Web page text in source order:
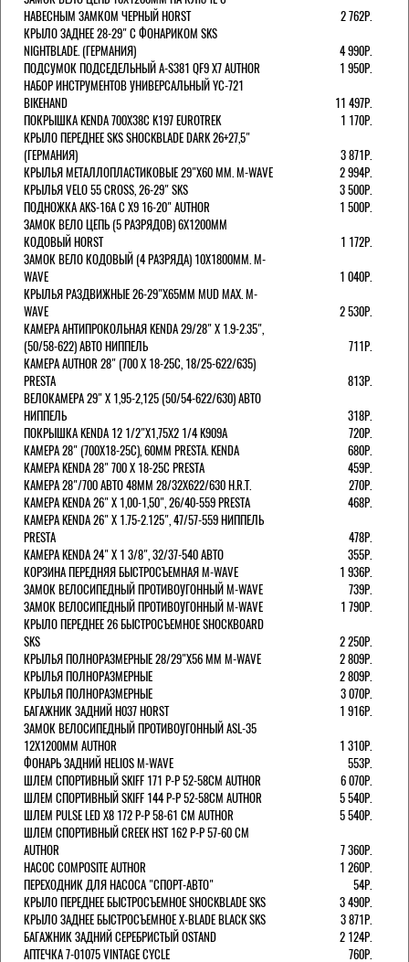
НАВЕСНЫМ ЗАМКОМ ЧЕРНЫЙ HORST
2 762Р.
КРЫЛО ЗАДНЕЕ 28-29" С ФОНАРИКОМ SKS
NIGHTBLADE. (ГЕРМАНИЯ)
4 990Р.
ПОДСУМОК ПОДСЕДЕЛЬНЫЙ A-S381 QF9 X7 AUTHOR
1 950Р.
НАБОР ИНСТРУМЕНТОВ УНИВЕРСАЛЬНЫЙ YC-721
BIKEHAND
11 497Р.
ПОКРЫШКА KENDA 700Х38С K197 EUROTREK
1 170Р.
КРЫЛО ПЕРЕДНЕЕ SKS SHOCKBLADE DARK 26+27,5"
(ГЕРМАНИЯ)
3 871Р.
КРЫЛЬЯ МЕТАЛЛОПЛАСТИКОВЫЕ 29"Х60 ММ. M-WAVE
2 994Р.
КРЫЛЬЯ VELO 55 CROSS, 26-29" SKS
3 500Р.
ПОДНОЖКА AKS-16A C X9 16-20" AUTHOR
1 500Р.
ЗАМОК ВЕЛО ЦЕПЬ (5 РАЗРЯДОВ) 6Х1200ММ
КОДОВЫЙ HORST
1 172Р.
ЗАМОК ВЕЛО КОДОВЫЙ (4 РАЗРЯДА) 10Х1800ММ. M-
WAVE
1 040Р.
КРЫЛЬЯ РАЗДВИЖНЫЕ 26-29"Х65ММ MUD MAX. M-
WAVE
2 530Р.
КАМЕРА АНТИПРОКОЛЬНАЯ KENDA 29/28" Х 1.9-2.35",
(50/58-622) АВТО НИППЕЛЬ
711Р.
КАМЕРА AUTHOR 28" (700 Х 18-25С, 18/25-622/635)
PRESTA
813Р.
ВЕЛОКАМЕРА 29" X 1,95-2,125 (50/54-622/630) АВТО
НИППЕЛЬ
318Р.
ПОКРЫШКА KENDA 12 1/2"Х1,75X2 1/4 K909A
720Р.
КАМЕРА 28" (700Х18-25С), 60ММ PRESTA. KENDA
680Р.
КАМЕРА KENDA 28" 700 Х 18-25С PRESTA
459Р.
КАМЕРА 28"/700 АВТО 48ММ 28/32Х622/630 H.R.T.
270Р.
КАМЕРА KENDA 26" Х 1,00-1,50", 26/40-559 PRESTA
468Р.
КАМЕРА KENDA 26" Х 1.75-2.125", 47/57-559 НИППЕЛЬ
PRESTA
478Р.
КАМЕРА KENDA 24" Х 1 3/8", 32/37-540 АВТО
355Р.
КОРЗИНА ПЕРЕДНЯЯ БЫСТРОСЪЕМНАЯ M-WAVE
1 936Р.
ЗАМОК ВЕЛОСИПЕДНЫЙ ПРОТИВОУГОННЫЙ M-WAVE
739Р.
ЗАМОК ВЕЛОСИПЕДНЫЙ ПРОТИВОУГОННЫЙ M-WAVE
1 790Р.
КРЫЛО ПЕРЕДНЕЕ 26 БЫСТРОСЪЕМНОЕ SHOCKBOARD
SKS
2 250Р.
КРЫЛЬЯ ПОЛНОРАЗМЕРНЫЕ 28/29"Х56 ММ M-WAVE
2 809Р.
КРЫЛЬЯ ПОЛНОРАЗМЕРНЫЕ
2 809Р.
КРЫЛЬЯ ПОЛНОРАЗМЕРНЫЕ
3 070Р.
БАГАЖНИК ЗАДНИЙ H037 HORST
1 916Р.
ЗАМОК ВЕЛОСИПЕДНЫЙ ПРОТИВОУГОННЫЙ ASL-35
12Х1200ММ AUTHOR
1 310Р.
ФОНАРЬ ЗАДНИЙ HELIOS M-WAVE
553Р.
ШЛЕМ СПОРТИВНЫЙ SKIFF 171 Р-Р 52-58СМ AUTHOR
6 070Р.
ШЛЕМ СПОРТИВНЫЙ SKIFF 144 Р-Р 52-58СМ AUTHOR
5 540Р.
ШЛЕМ PULSE LED X8 172 Р-Р 58-61 СМ AUTHOR
5 540Р.
ШЛЕМ СПОРТИВНЫЙ CREEK HST 162 Р-Р 57-60 СМ
AUTHOR
7 360Р.
НАСОС COMPOSITE AUTHOR
1 260Р.
ПЕРЕХОДНИК ДЛЯ НАСОСА "СПОРТ-АВТО"
54Р.
КРЫЛО ПЕРЕДНЕЕ БЫСТРОСЪЕМНОЕ SHOCKBLADE SKS
3 490Р.
КРЫЛО ЗАДНЕЕ БЫСТРОСЪЕМНОЕ X-BLADE BLACK SKS
3 871Р.
БАГАЖНИК ЗАДНИЙ СЕРЕБРИСТЫЙ OSTAND
2 124Р.
АПТЕЧКА 7-01075 VINTAGE CYCLE
760Р.